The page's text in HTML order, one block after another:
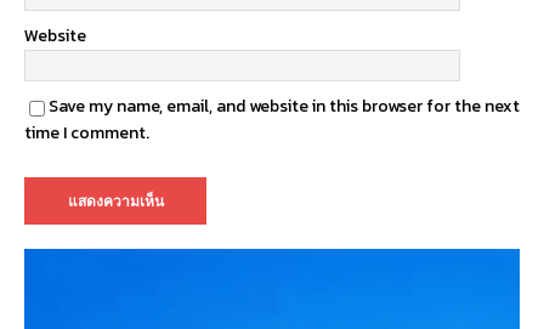
Website
Save my name, email, and website in this browser for the next
time I comment.